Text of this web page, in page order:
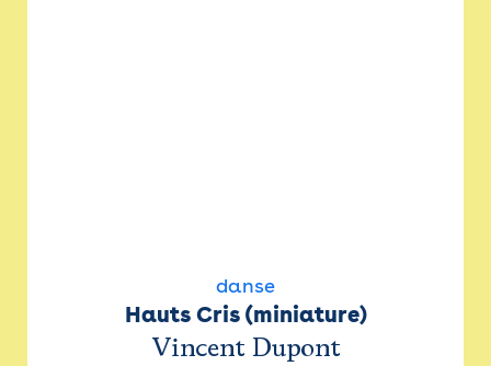
danse
Hauts Cris (miniature)
Vincent Dupont